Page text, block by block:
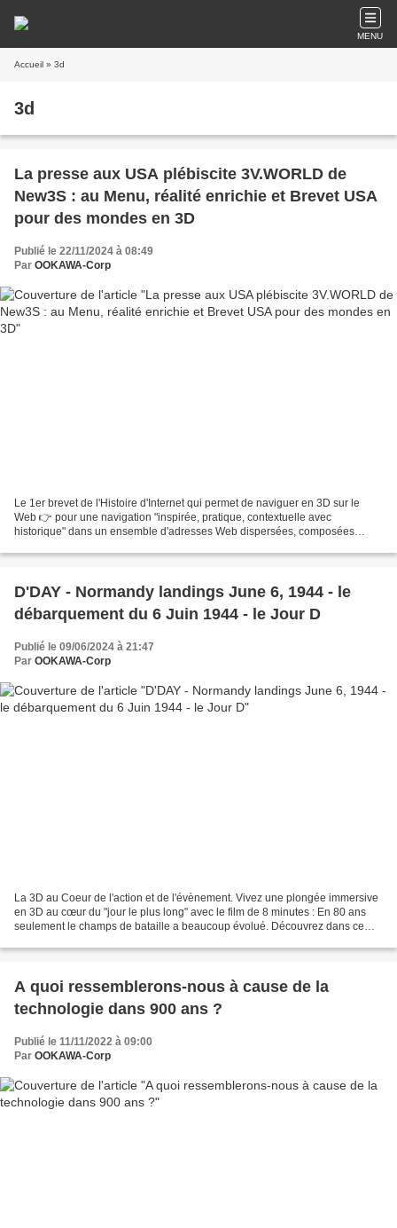
MENU
Accueil » 3d
3d
La presse aux USA plébiscite 3V.WORLD de
New3S : au Menu, réalité enrichie et Brevet USA
pour des mondes en 3D
Publié le 22/11/2024 à 08:49
Par OOKAWA-Corp
Le 1er brevet de l'Histoire d'Internet qui permet de naviguer en 3D sur le
Web 👉 pour une navigation "inspirée, pratique, contextuelle avec
historique" dans un ensemble d'adresses Web dispersées, composées
D'DAY - Normandy landings June 6, 1944 - le
débarquement du 6 Juin 1944 - le Jour D
Publié le 09/06/2024 à 21:47
Par OOKAWA-Corp
La 3D au Coeur de l'action et de l'évènement. Vivez une plongée immersive
en 3D au cœur du "jour le plus long" avec le film de 8 minutes : En 80 ans
seulement le champs de bataille a beaucoup évolué. Découvrez dans ce
A quoi ressemblerons-nous à cause de la
technologie dans 900 ans ?
Publié le 11/11/2022 à 09:00
Par OOKAWA-Corp